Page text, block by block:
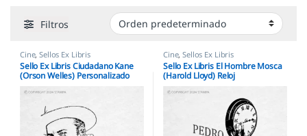
Filtros
Cine,Sellos Ex Libris
Sello Ex Libris Ciudadano Kane
(Orson Welles) Personalizado
Cine,Sellos Ex Libris
Sello Ex Libris El Hombre Mosca
(Harold Lloyd) Reloj